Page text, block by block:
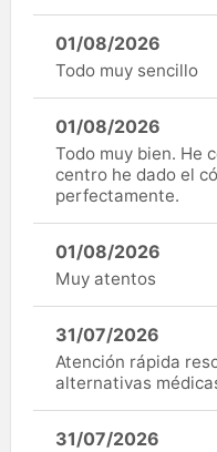
01/08/2026
Todo muy sencillo
01/08/2026
Todo muy bien. He
centro he dado el
perfectamente.
01/08/2026
Muy atentos
31/07/2026
Atención rápida
alternativas
31/07/2026